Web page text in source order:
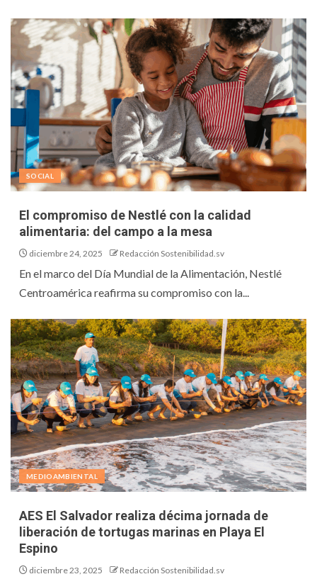
SOCIAL
El compromiso de Nestlé con la calidad
alimentaria: del campo a la mesa
diciembre 24, 2025 Redacción Sostenibilidad.sv
En el marco del Día Mundial de la Alimentación, Nestlé
Centroamérica reafirma su compromiso con la...
MEDIOAMBIENTAL
AES El Salvador realiza décima jornada de
liberación de tortugas marinas en Playa El
Espino
diciembre 23, 2025 Redacción Sostenibilidad.sv